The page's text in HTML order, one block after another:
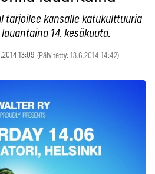
tarjoilee kansalle katukulttuuria
14. kesäkuuta.
13:09 (Päivitetty: 13.6.2014 14:42)